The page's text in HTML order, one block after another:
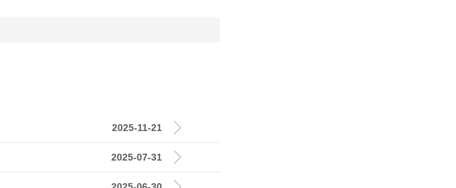
2025-11-21
2025-07-31